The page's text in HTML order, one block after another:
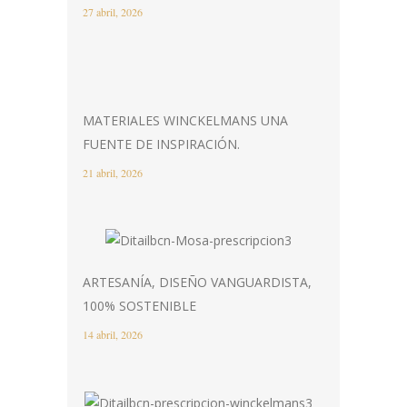
27 abril, 2026
MATERIALES WINCKELMANS UNA
FUENTE DE INSPIRACIÓN.
21 abril, 2026
ARTESANÍA, DISEÑO VANGUARDISTA,
100% SOSTENIBLE
14 abril, 2026